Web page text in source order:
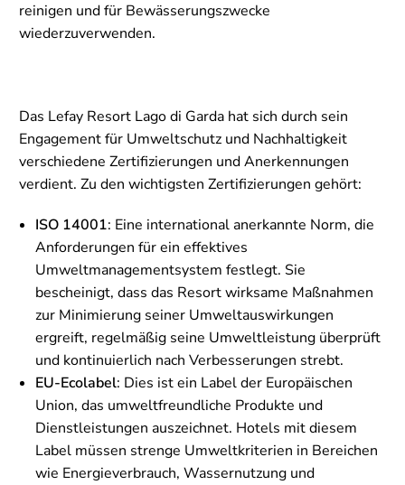
reinigen und für Bewässerungszwecke
wiederzuverwenden.
Das Lefay Resort Lago di Garda hat sich durch sein
Engagement für Umweltschutz und Nachhaltigkeit
verschiedene Zertifizierungen und Anerkennungen
verdient. Zu den wichtigsten Zertifizierungen gehört:
ISO 14001: Eine international anerkannte Norm, die
Anforderungen für ein effektives
Umweltmanagementsystem festlegt. Sie
bescheinigt, dass das Resort wirksame Maßnahmen
zur Minimierung seiner Umweltauswirkungen
ergreift, regelmäßig seine Umweltleistung überprüft
und kontinuierlich nach Verbesserungen strebt.
EU-Ecolabel: Dies ist ein Label der Europäischen
Union, das umweltfreundliche Produkte und
Dienstleistungen auszeichnet. Hotels mit diesem
Label müssen strenge Umweltkriterien in Bereichen
wie Energieverbrauch, Wassernutzung und